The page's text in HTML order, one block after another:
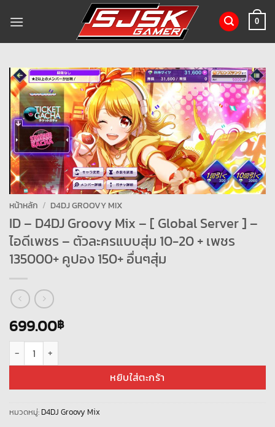
0
หน้าหลัก / D4DJ GROOVY MIX
ID – D4DJ Groovy Mix – [ Global Server ] –
ไอดีเพชร – ตัวละครแบบสุ่ม 10-20 + เพชร
135000+ คูปอง 150+ อื่นๆสุ่ม
699.00฿
จำนวน ID - D4DJ Groovy Mix – [ Global Server ] – ไอดีเพชร – ตัวละครแ
หยิบใส่ตะกร้า
หมวดหมู่: D4DJ Groovy Mix